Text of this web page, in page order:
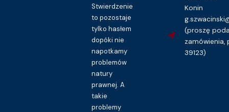
Stwierdzenie
to pozostaje
tylko hasłem
dopóki nie
napotkamy
problemów
natury
prawnej. A
takie
problemy
Konin
(proszę
zamówienia,
39123)